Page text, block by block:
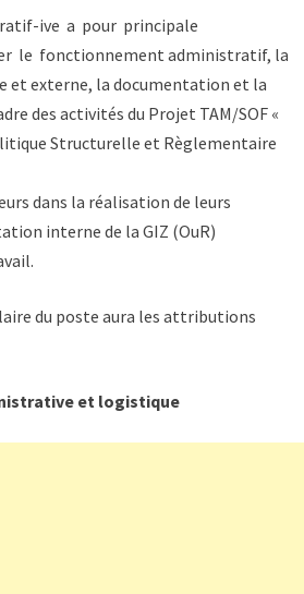
ive a pour principale
le fonctionnement administratif, la
et externe, la documentation et la
des activités du Projet TAM/SOF «
Structurelle et Règlementaire
dans la réalisation de leurs
interne de la GIZ (OuR)
du poste aura les attributions
et logistique